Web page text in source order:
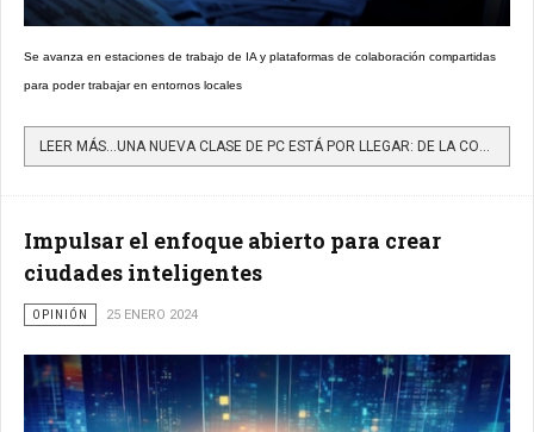
Se avanza en estaciones de trabajo de IA y plataformas de colaboración compartidas
para poder trabajar en entornos locales
LEER MÁS…UNA NUEVA CLASE DE PC ESTÁ POR LLEGAR: DE LA COMPUTADORA PERSONAL A FACILITADOR DE LA INNOVACIÓN
Impulsar el enfoque abierto para crear
ciudades inteligentes
OPINIÓN 25 ENERO 2024